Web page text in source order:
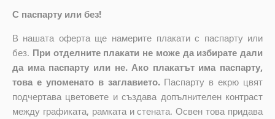
С паспарту или без!
В нашата оферта ще намерите плакати с паспарту или
без. При отделните плакати не може да избирате дали
да има паспарту или не. Ако плакатът има паспарту,
това е упоменато в заглавието. Паспарту в екрю цвят
подчертава цветовете и създава допълнителен контраст
между графиката, рамката и стената. Освен това придава